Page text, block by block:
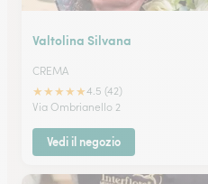
Valtolina Silvana
CREMA
★★★★★4.5 (42)
Via Ombrianello 2
Vedi il negozio